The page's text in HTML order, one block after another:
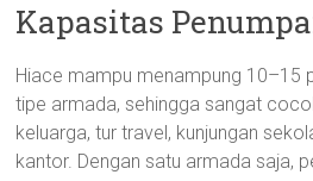
Kapasitas
Hiace mampu menampung 10–15
tipe armada, sehingga sangat
keluarga, tur travel, kunjungan
kantor. Dengan satu armada saja,